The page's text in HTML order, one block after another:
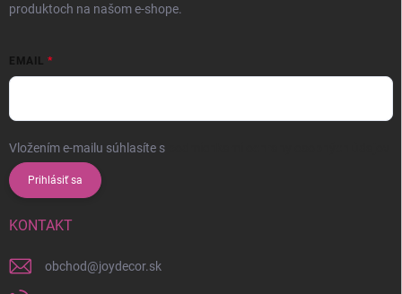
produktoch na našom e-shope.
EMAIL
Vložením e-mailu súhlasíte s
Prihlásiť sa
KONTAKT
obchod@joydecor.sk